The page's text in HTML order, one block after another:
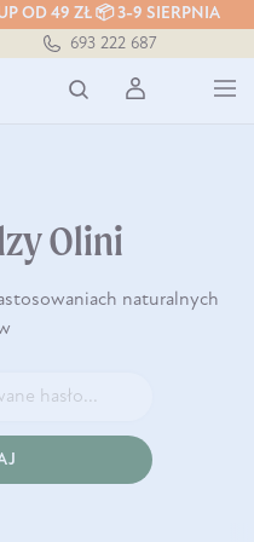
OD 49 ZŁ 📦 3-9 SIERPNIA
693 222 687
Olini
naturalnych